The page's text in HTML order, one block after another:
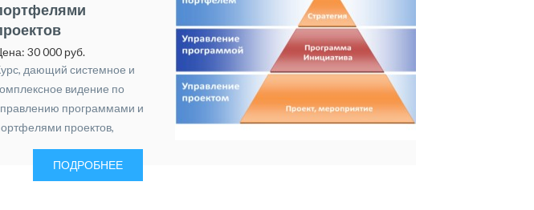
30 000 руб.
дающий системное и
видение по
программами и
проектов,
позволяет взаимоувязать
компоненты проектного
менеджмента со
ПОДРОБНЕЕ